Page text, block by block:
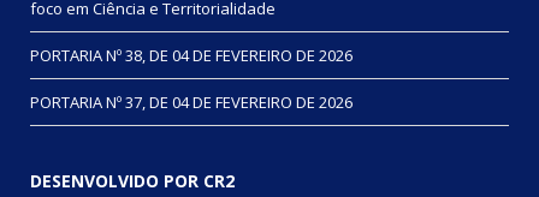
foco em Ciência e Territorialidade
PORTARIA Nº 38, DE 04 DE FEVEREIRO DE 2026
PORTARIA Nº 37, DE 04 DE FEVEREIRO DE 2026
DESENVOLVIDO POR CR2